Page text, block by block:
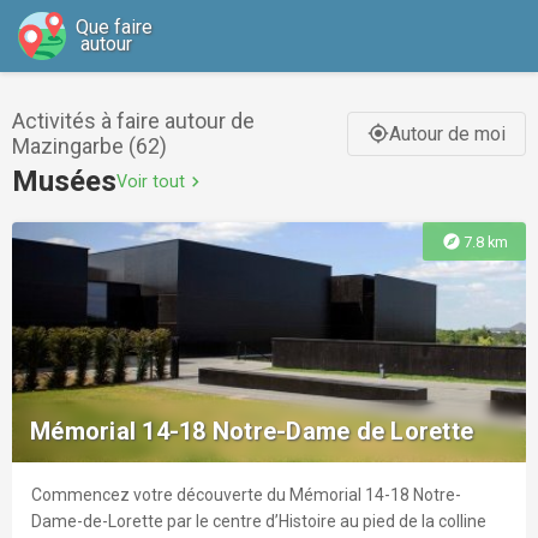
Que faire
autour
Activités à faire autour de
Mazingarbe (62)
gps_fixedAutour de moi
MuséesVoir tout chevron_right
explore 7.8 km
Mémorial 14-18 Notre-Dame de Lorette
Commencez votre découverte du Mémorial 14-18 Notre-
Dame-de-Lorette par le centre d’Histoire au pied de la colline